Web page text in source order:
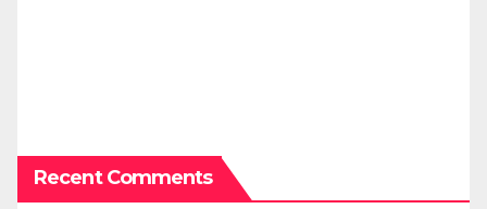
Recent Comments